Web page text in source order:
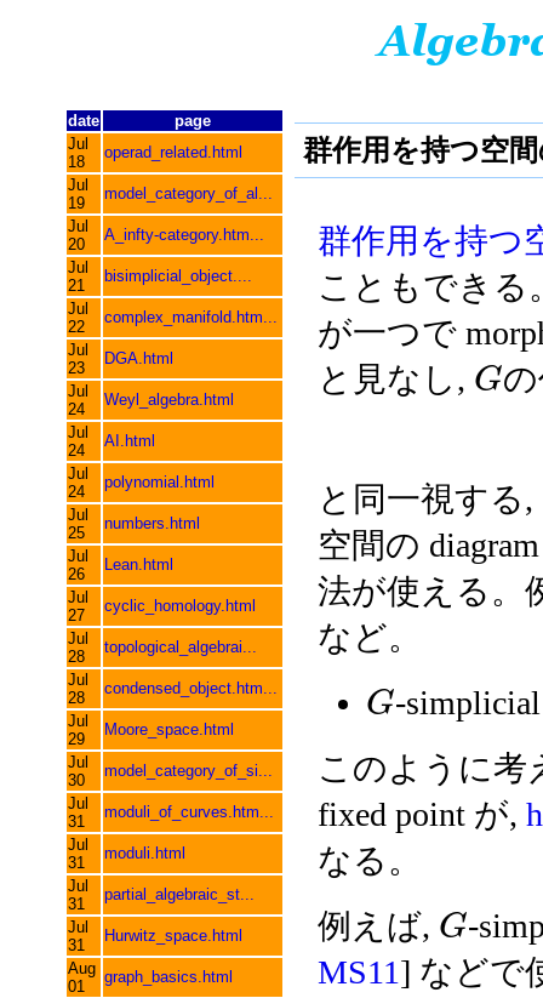
date
page
Jul
18
operad_related.html
Jul
19
model_category_of_al...
Jul
20
A_infty-category.htm...
Jul
21
bisimplicial_object....
Jul
22
complex_manifold.htm...
Jul
23
DGA.html
Jul
24
Weyl_algebra.html
Jul
24
AI.html
Jul
24
polynomial.html
Jul
25
numbers.html
Jul
26
Lean.html
Jul
27
cyclic_homology.html
Jul
28
topological_algebrai...
Jul
28
condensed_object.htm...
Jul
29
Moore_space.html
Jul
30
model_category_of_si...
Jul
31
moduli_of_curves.htm...
Jul
31
moduli.html
Jul
31
partial_algebraic_st...
Jul
31
Hurwitz_space.html
Aug
01
graph_basics.html
群作用を持つ空
群作用を持つ
こともできる
が一つで
と見なし, G
と同一視する
空間の
法が使える。
など。
G-
このように考
fixed point が,
なる。
例えば, G-
MS11] などで